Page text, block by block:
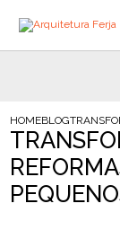
HOMEBLOG